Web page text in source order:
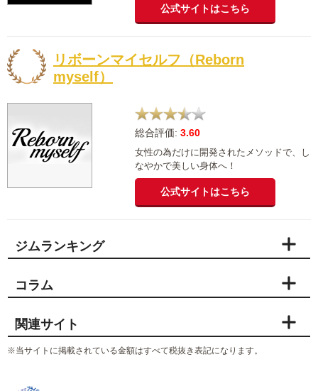
公式サイトはこちら
リボーンマイセルフ（Reborn
myself）
総合評価: 3.60
女性の為だけに開発されたメソッドで、し
なやかで美しい身体へ！
公式サイトはこちら
ジムランキング
コラム
関連サイト
※当サイトに掲載されている金額はすべて税抜き表記になります。